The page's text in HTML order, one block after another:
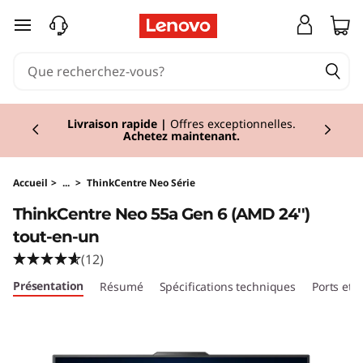
T
k
C
e
n
passer au contenu principal
Réduction I Economisez jusqu'à 43% de
réduction sur les PC sélectionnés.Acheter
maintenant
Accueil > ... > ThinkCentre Neo Série
ThinkCentre Neo 55a Gen 6 (AMD 24'')
tout-en-un
(12)
Présentation Résumé Spécifications techniques Ports et